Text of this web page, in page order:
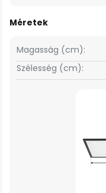
Méretek
Szélesség (cm):
Magasság (cm):